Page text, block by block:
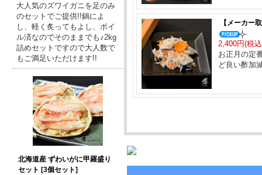
大人気のズワイガニを足のみ
のセットでご提供!!鍋によ
し、軽く炙ってもよし、ボイ
ル済なのでそのままでも♪2kg
詰めセットですので大人数で
もご満足いただけます!!
北海道産 ずわいがに甲羅盛り
セット [3個セット]
【メーカー
2,400円(税
お正月の定
ど良い酢加